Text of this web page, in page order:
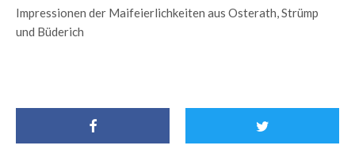
Impressionen der Maifeierlichkeiten aus Osterath, Strümp
und Büderich